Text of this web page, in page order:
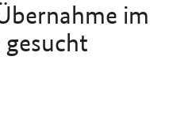
im
gesucht